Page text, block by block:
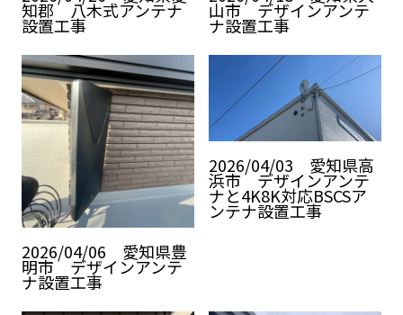
知郡 八木式アンテナ
設置工事
山市 デザインアンテ
ナ設置工事
2026/04/06 愛知県豊
明市 デザインアンテ
ナ設置工事
2026/04/03 愛知県高
浜市 デザインアンテ
ナと4K8K対応BSCSア
ンテナ設置工事